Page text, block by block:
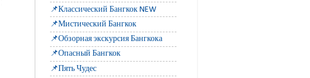
📌Классический Бангкок NEW
📌Мистический Бангкок
📌Обзорная экскурсия Бангкока
📌Опасный Бангкок
📌Пять Чудес